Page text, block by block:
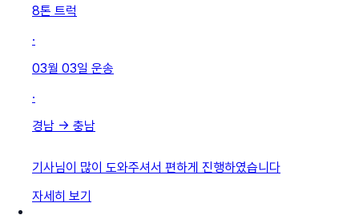
8톤 트럭
·
03월 03일 운송
·
경남 → 충남
기사님이 많이 도와주셔서 편하게 진행하였습니다
자세히 보기